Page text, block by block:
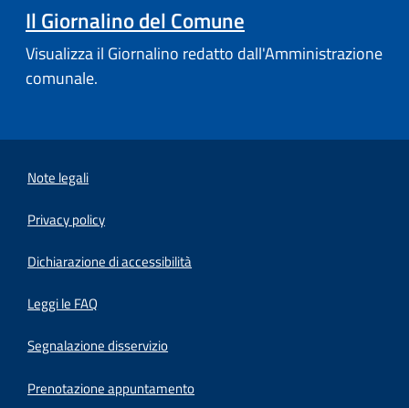
Il Giornalino del Comune
Visualizza il Giornalino redatto dall'Amministrazione
comunale.
Note legali
Privacy policy
Dichiarazione di accessibilità
Leggi le FAQ
Segnalazione disservizio
Prenotazione appuntamento